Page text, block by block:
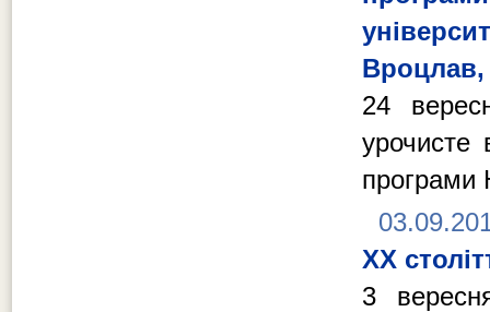
24
урочисте
XX
3